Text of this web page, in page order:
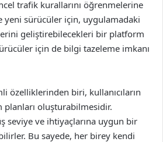
trafik kurallarını öğrenmelerine
yeni sürücüler için, uygulamadaki
geliştirebilecekleri bir platform
için de bilgi tazeleme imkanı
özelliklerinden biri, kullanıcıların
oluşturabilmesidir.
seviye ve ihtiyaçlarına uygun bir
Bu sayede, her birey kendi